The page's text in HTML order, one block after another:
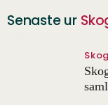
Senaste ur